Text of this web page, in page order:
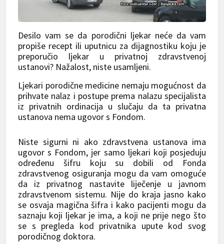
Desilo vam se da porodični ljekar neće da vam
propiše recept ili uputnicu za dijagnostiku koju je
preporučio ljekar u privatnoj zdravstvenoj
ustanovi? Nažalost, niste usamljeni.
Ljekari porodične medicine nemaju mogućnost da
prihvate nalaz i postupe prema nalazu specijalista
iz privatnih ordinacija u slučaju da ta privatna
ustanova nema ugovor s Fondom.
Niste sigurni ni ako zdravstvena ustanova ima
ugovor s Fondom, jer samo ljekari koji posjeduju
određenu šifru koju su dobili od Fonda
zdravstvenog osiguranja mogu da vam omoguće
da iz privatnog nastavite liječenje u javnom
zdravstvenom sistemu. Nije do kraja jasno kako
se osvaja magična šifra i kako pacijenti mogu da
saznaju koji ljekar je ima, a koji ne prije nego što
se s pregleda kod privatnika upute kod svog
porodičnog doktora.